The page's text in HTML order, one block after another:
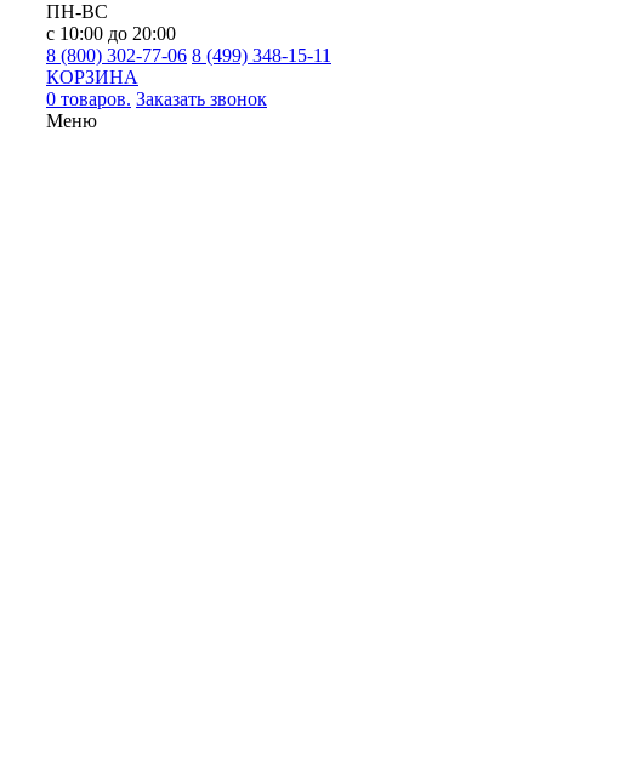
ПН-ВС
с 10:00 до 20:00
8 (800) 302-77-06 8 (499) 348-15-11
КОРЗИНА
0 товаров. Заказать звонок
Меню